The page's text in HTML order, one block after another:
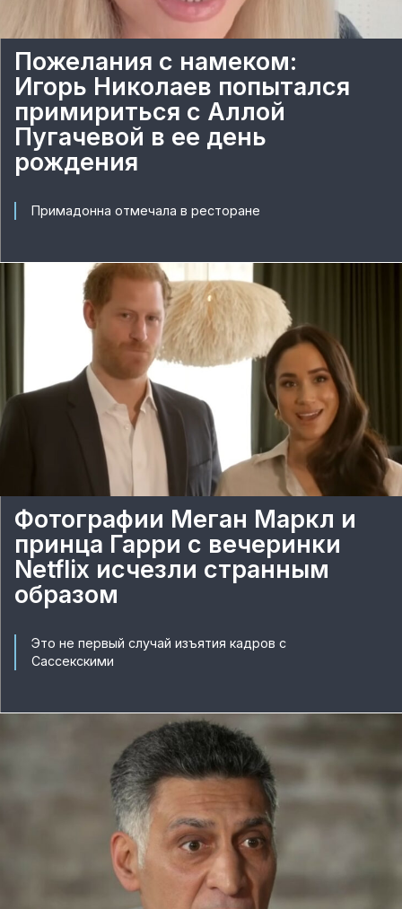
Пожелания с намеком:
Игорь Николаев попытался
примириться с Аллой
Пугачевой в ее день
рождения
Примадонна отмечала в ресторане
Фотографии Меган Маркл и
принца Гарри с вечеринки
Netflix исчезли странным
образом
Это не первый случай изъятия кадров с
Сассекскими